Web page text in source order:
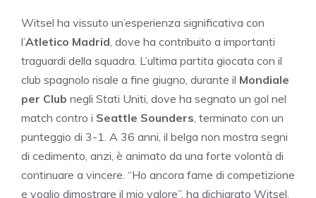
Witsel ha vissuto un’esperienza significativa con
l’Atletico Madrid, dove ha contribuito a importanti
traguardi della squadra. L’ultima partita giocata con il
club spagnolo risale a fine giugno, durante il Mondiale
per Club negli Stati Uniti, dove ha segnato un gol nel
match contro i Seattle Sounders, terminato con un
punteggio di 3-1. A 36 anni, il belga non mostra segni
di cedimento, anzi, è animato da una forte volontà di
continuare a vincere. “Ho ancora fame di competizione
e voglio dimostrare il mio valore”, ha dichiarato Witsel,